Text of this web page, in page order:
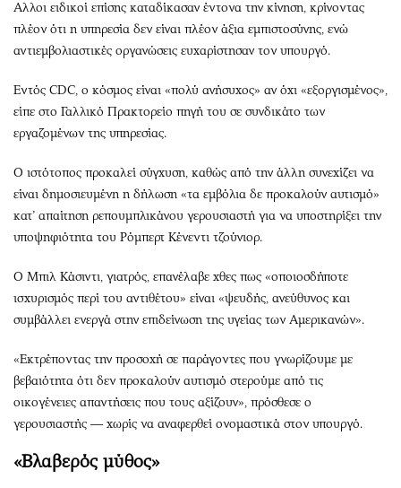
Αλλοι ειδικοί επίσης καταδίκασαν έντονα την κίνηση, κρίνοντας
πλέον ότι η υπηρεσία δεν είναι πλέον άξια εμπιστοσύνης, ενώ
αντιεμβολιαστικές οργανώσεις ευχαρίστησαν τον υπουργό.
Εντός CDC, ο κόσμος είναι «πολύ ανήσυχος» αν όχι «εξοργισμένος»,
είπε στο Γαλλικό Πρακτορείο πηγή του σε συνδικάτο των
εργαζομένων της υπηρεσίας.
Ο ιστότοπος προκαλεί σύγχυση, καθώς από την άλλη συνεχίζει να
είναι δημοσιευμένη η δήλωση «τα εμβόλια δε προκαλούν αυτισμό»
κατ’ απαίτηση ρεπουμπλικάνου γερουσιαστή για να υποστηρίξει την
υποψηφιότητα του Ρόμπερτ Κένεντι τζούνιορ.
Ο Μπιλ Κάσιντι, γιατρός, επανέλαβε χθες πως «οποιοσδήποτε
ισχυρισμός περί του αντιθέτου» είναι «ψευδής, ανεύθυνος και
συμβάλλει ενεργά στην επιδείνωση της υγείας των Αμερικανών».
«Εκτρέποντας την προσοχή σε παράγοντες που γνωρίζουμε με
βεβαιότητα ότι δεν προκαλούν αυτισμό στερούμε από τις
οικογένειες απαντήσεις που τους αξίζουν», πρόσθεσε ο
γερουσιαστής — χωρίς να αναφερθεί ονομαστικά στον υπουργό.
«Βλαβερός μύθος»